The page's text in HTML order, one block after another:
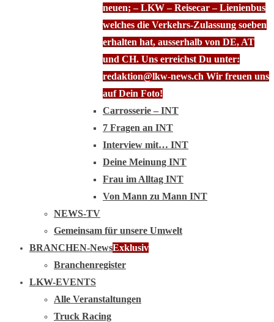
neuen; – LKW – Reisecar – Lienienbus
welches die Verkehrs-Zulassung soeben
erhalten hat, ausserhalb von DE, AT
und CH. Uns erreichst Du unter:
redaktion@lkw-news.ch Wir freuen uns
auf Dein Foto!
Carrosserie – INT
7 Fragen an INT
Interview mit… INT
Deine Meinung INT
Frau im Alltag INT
Von Mann zu Mann INT
NEWS-TV
Gemeinsam für unsere Umwelt
BRANCHEN-NewsExklusiv
Branchenregister
LKW-EVENTS
Alle Veranstaltungen
Truck Racing